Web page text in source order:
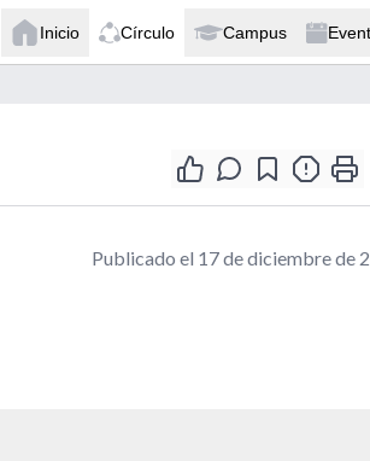
Inicio Círculo Campus
Publicado el 17 de diciembre de